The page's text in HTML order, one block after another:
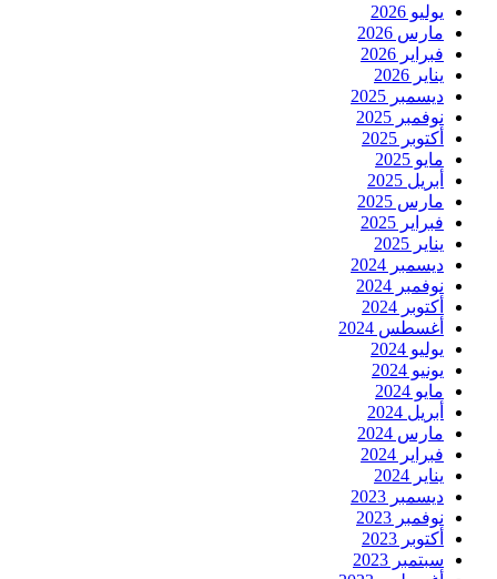
يوليو 2026
مارس 2026
فبراير 2026
يناير 2026
ديسمبر 2025
نوفمبر 2025
أكتوبر 2025
مايو 2025
أبريل 2025
مارس 2025
فبراير 2025
يناير 2025
ديسمبر 2024
نوفمبر 2024
أكتوبر 2024
أغسطس 2024
يوليو 2024
يونيو 2024
مايو 2024
أبريل 2024
مارس 2024
فبراير 2024
يناير 2024
ديسمبر 2023
نوفمبر 2023
أكتوبر 2023
سبتمبر 2023